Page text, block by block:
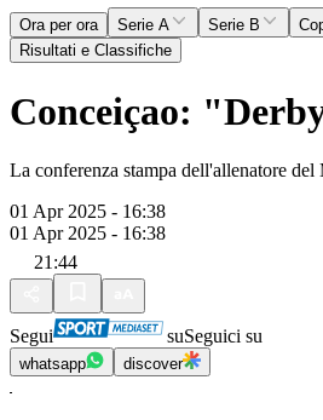
Ora per ora Serie A Serie B
Risultati e Classifiche
Conceiçao:
La conferenza stampa dell'allenatore
01 Apr 2025 - 16:38
01 Apr 2025 - 16:38
21:44
Segui suSeguici su
whatsapp discover